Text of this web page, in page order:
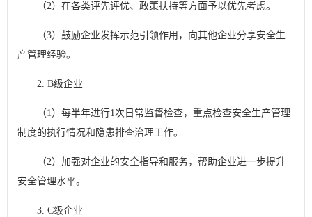
（2）在各类评先评优、政策扶持等方面予以优先考虑。
（3）鼓励企业发挥示范引领作用，向其他企业分享安全生
产管理经验。
2. B级企业
（1）每半年进行1次日常监督检查，重点检查安全生产管理
制度的执行情况和隐患排查治理工作。
（2）加强对企业的安全指导和服务，帮助企业进一步提升
安全管理水平。
3. C级企业